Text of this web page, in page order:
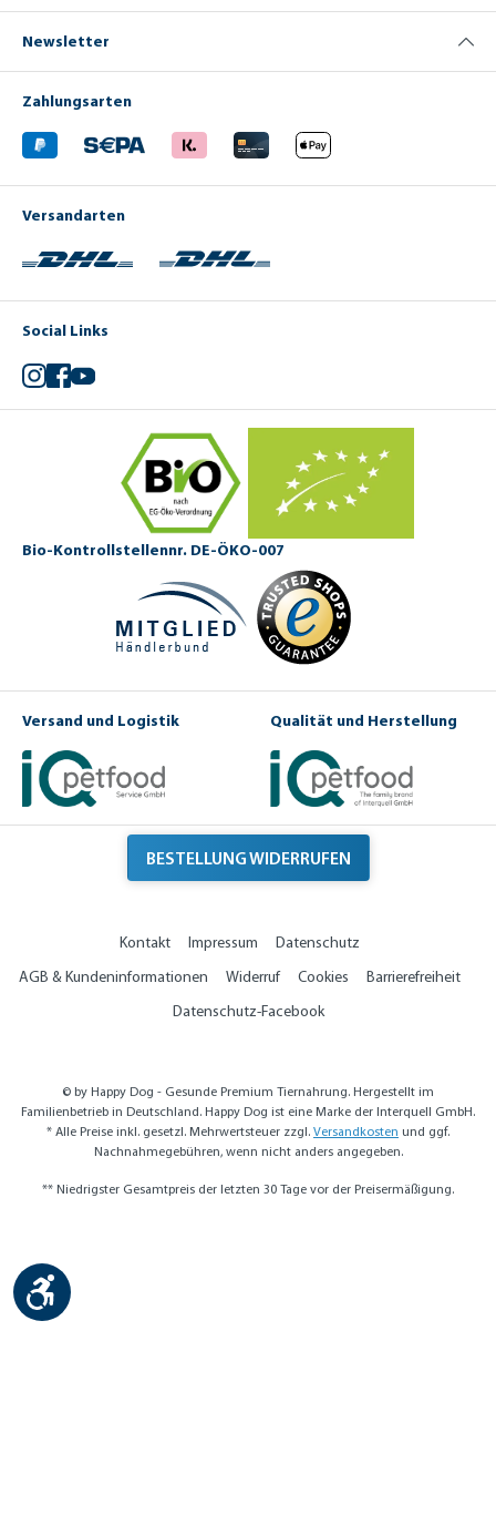
Newsletter
Zahlungsarten
Versandarten
Social Links
Instagram
Facebook
YouTube
Bio-Kontrollstellennr. DE-ÖKO-007
Versand und Logistik Qualität und Herstellung
BESTELLUNG WIDERRUFEN
Kontakt Impressum
Datenschutz
AGB & Kundeninformationen
Widerruf Cookies
Barrierefreiheit
Datenschutz-Facebook
© by Happy Dog - Gesunde Premium Tiernahrung. Hergestellt im
Familienbetrieb in Deutschland. Happy Dog ist eine Marke der Interquell GmbH.
* Alle Preise inkl. gesetzl. Mehrwertsteuer zzgl. Versandkosten und ggf.
Nachnahmegebühren, wenn nicht anders angegeben.
** Niedrigster Gesamtpreis der letzten 30 Tage vor der Preisermäßigung.
Werkzeugleiste anzeigen